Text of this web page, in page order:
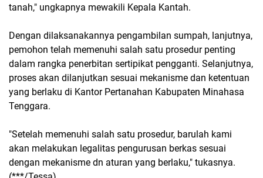
tanah," ungkapnya mewakili Kepala Kantah.
Dengan dilaksanakannya pengambilan sumpah, lanjutnya,
pemohon telah memenuhi salah satu prosedur penting
dalam rangka penerbitan sertipikat pengganti. Selanjutnya,
proses akan dilanjutkan sesuai mekanisme dan ketentuan
yang berlaku di Kantor Pertanahan Kabupaten Minahasa
Tenggara.
"Setelah memenuhi salah satu prosedur, barulah kami
akan melakukan legalitas pengurusan berkas sesuai
dengan mekanisme dn aturan yang berlaku," tukasnya.